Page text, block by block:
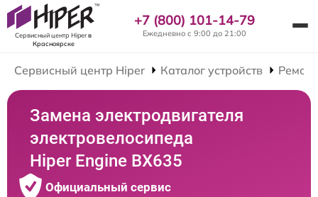
Сервисный центр Hiperв
Красноярске
+7 (800) 101-14-79
Ежедневно с 9:00 до 21:00
Сервисный центр Hiper Каталог устройств
Замена электродвигателя
электровелосипеда
Hiper Engine BX635
Официальный сервис